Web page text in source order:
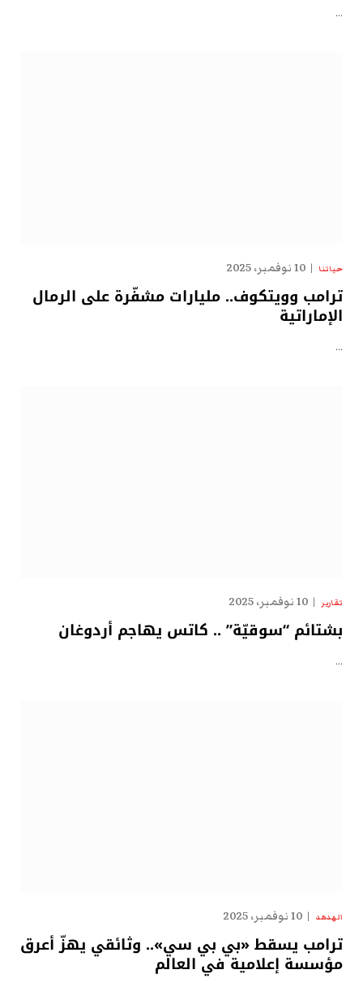
…
حياتنا 10 نوفمبر، 2025
ترامب وويتكوف.. مليارات مشفّرة على الرمال
الإماراتية
…
تقارير 10 نوفمبر، 2025
بشتائم “سوقيّة” .. كاتس يهاجم أردوغان
…
الهدهد 10 نوفمبر، 2025
ترامب يسقط «بي بي سي».. وثائقي يهزّ أعرق
مؤسسة إعلامية في العالم